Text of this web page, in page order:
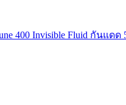
400 Invisible Fluid กันแดด